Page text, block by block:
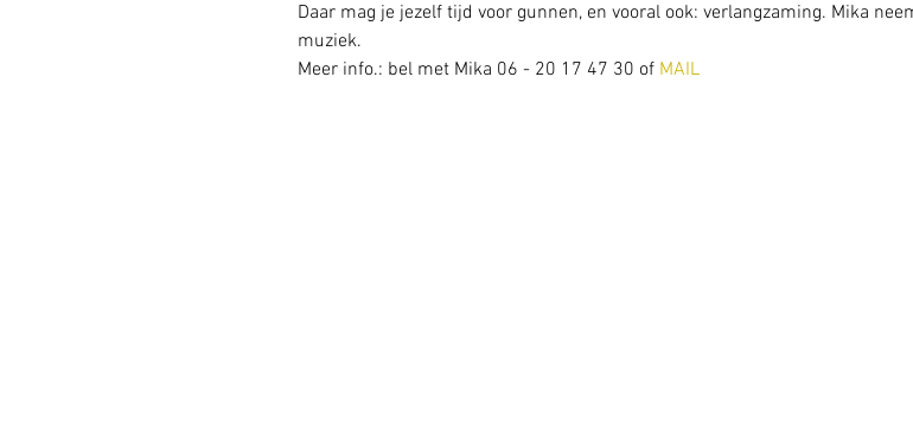
Daar mag je jezelf tijd voor gunnen, en vooral ook: verlangzaming. Mika
muziek.
Meer info.: bel met Mika 06 - 20 17 47 30 of MAIL